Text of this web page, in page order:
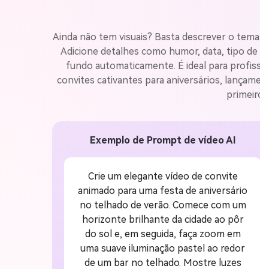
Ainda não tem visuais? Basta descrever o
Adicione detalhes como humor, data, tipo
fundo automaticamente. É ideal para
convites cativantes para aniversários,
Exemplo de Prompt de vídeo AI
Crie um elegante vídeo de convite
animado para uma festa de aniversário
no telhado de verão. Comece com um
horizonte brilhante da cidade ao pôr
do sol e, em seguida, faça zoom em
uma suave iluminação pastel ao redor
de um bar no telhado. Mostre luzes